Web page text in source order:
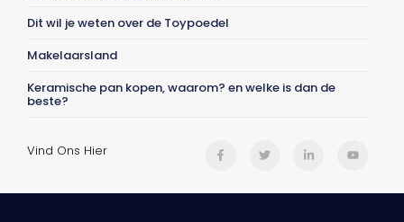
Dit wil je weten over de Toypoedel
Makelaarsland
Keramische pan kopen, waarom? en welke is dan de
beste?
Vind Ons Hier